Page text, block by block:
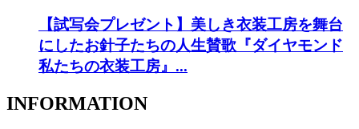
【試写会プレゼント】美しき衣装工房を舞台
にしたお針子たちの人生賛歌『ダイヤモンド
私たちの衣装工房』...
INFORMATION